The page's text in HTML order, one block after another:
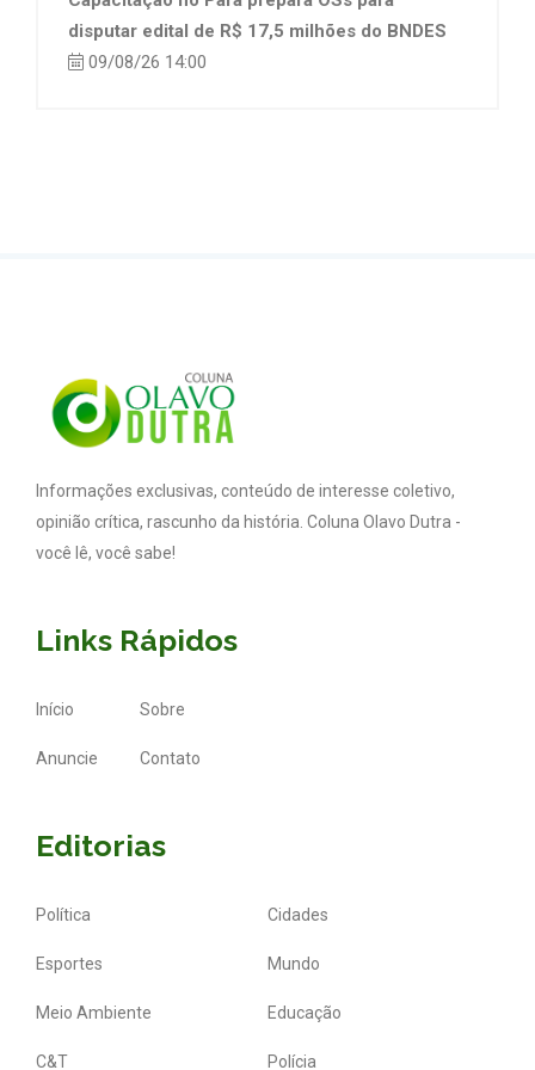
disputar edital de R$ 17,5 milhões do BNDES
09/08/26 14:00
Informações exclusivas, conteúdo de interesse coletivo,
opinião crítica, rascunho da história. Coluna Olavo Dutra -
você lê, você sabe!
Links Rápidos
Início Sobre
Anuncie Contato
Editorias
Política Cidades
Esportes Mundo
Meio Ambiente Educação
C&T Polícia